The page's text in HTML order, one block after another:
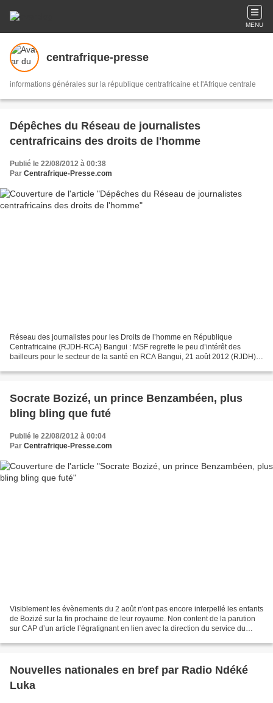
MENU
centrafrique-presse
informations générales sur la république centrafricaine et l'Afrique centrale
Dépêches du Réseau de journalistes
centrafricains des droits de l'homme
Publié le 22/08/2012 à 00:38
Par Centrafrique-Presse.com
Réseau des journalistes pour les Droits de l’homme en République
Centrafricaine (RJDH-RCA) Bangui : MSF regrette le peu d’intérêt des
bailleurs pour le secteur de la santé en RCA Bangui, 21 août 2012 (RJDH) –
Socrate Bozizé, un prince Benzambéen, plus
bling bling que futé
Publié le 22/08/2012 à 00:04
Par Centrafrique-Presse.com
Visiblement les évènements du 2 août n'ont pas encore interpellé les enfants
de Bozizé sur la fin prochaine de leur royaume. Non content de la parution
sur CAP d’un article l’égratignant en lien avec la direction du service du
Nouvelles nationales en bref par Radio Ndéké
Luka